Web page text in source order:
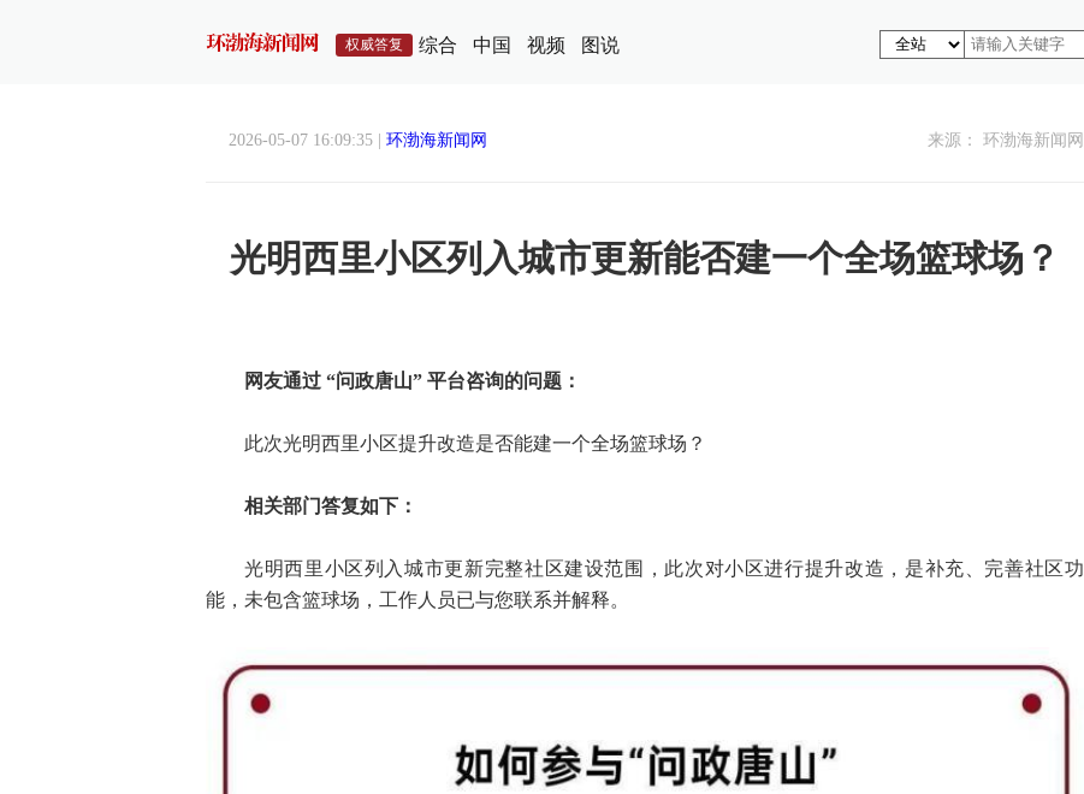
权威答复 综合 中国 视频 图说
2026-05-07 16:09:35 | 环渤海新闻网 来源： 环渤海新闻网
光明西里小区列入城市更新能否建一个全场篮球场？
网友通过 “问政唐山” 平台咨询的问题：
此次光明西里小区提升改造是否能建一个全场篮球场？
相关部门答复如下：
光明西里小区列入城市更新完整社区建设范围，此次对小区进行提升改造，是补充、完善社区功
能，未包含篮球场，工作人员已与您联系并解释。